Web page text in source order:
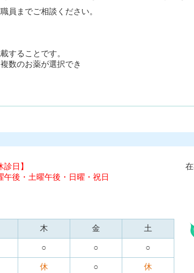
員までご相談ください。
することです。
数のお薬が選択でき
診日】
午後・土曜午後・日曜・祝日
木 金 土
○ ○ ○
休 ○ 休